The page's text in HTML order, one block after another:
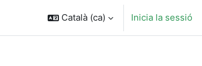
Català ‎(ca)‎
Inicia la sessió